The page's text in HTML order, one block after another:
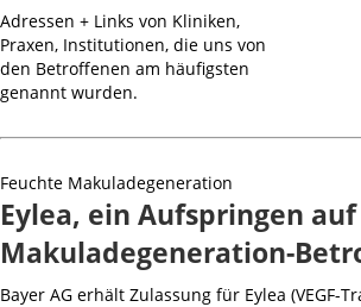
Adressen + Links von Kliniken,
Praxen, Institutionen, die uns von
den Betroffenen am häufigsten
genannt wurden.
Feuchte Makuladegeneration
Eylea, ein Aufspringen
Makuladegeneration-
Bayer AG erhält Zulassung für Eylea